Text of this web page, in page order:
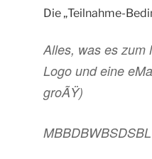
Die „Teilnahme-
Alles, was es zum
Logo und eine
groÃŸ)